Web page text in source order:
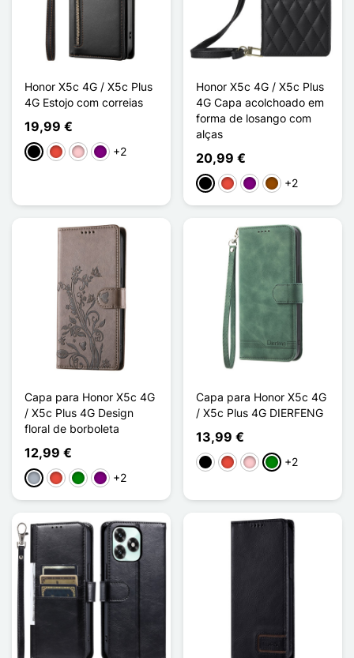
Honor X5c 4G / X5c Plus
4G Estojo com correias
19,99 €
PretoVermelho
RosaPúrpura
+2
Honor X5c 4G / X5c Plus
4G Capa acolchoado em
forma de losango com
alças
20,99 €
PretoVermelho
PúrpuraCastanho
+2
Capa para Honor X5c 4G
/ X5c Plus 4G Design
floral de borboleta
12,99 €
CinzentoVermelho
VerdePúrpura
+2
Capa para Honor X5c 4G
/ X5c Plus 4G DIERFENG
13,99 €
PretoVermelho
RosaVerde
+2